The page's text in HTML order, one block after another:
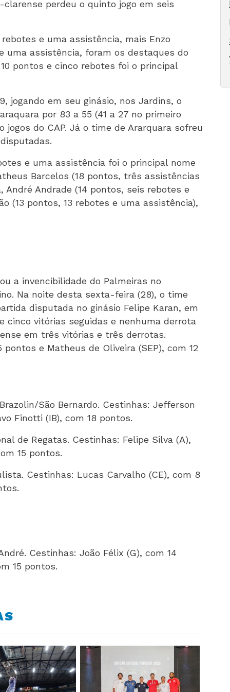
perdeu o quinto jogo em seis
e uma assistência, mais Enzo
uma assistência, foram os destaques do
pontos e cinco rebotes foi o principal
jogando em seu ginásio, nos Jardins, o
por 83 a 55 (41 a 27 no primeiro
do CAP. Já o time de Ararquara sofreu
e uma assistência foi o principal nome
Barcelos (18 pontos, três assistências
Andrade (14 pontos, seis rebotes e
(13 pontos, 13 rebotes e uma assistência),
a invencibilidade do Palmeiras no
Na noite desta sexta-feira (28), o time
disputada no ginásio Felipe Karan, em
cinco vitórias seguidas e nenhuma derrota
em três vitórias e três derrotas.
e Matheus de Oliveira (SEP), com 12
São Bernardo. Cestinhas: Jefferson
Finotti (IB), com 18 pontos.
de Regatas. Cestinhas: Felipe Silva (A),
15 pontos.
Cestinhas: Lucas Carvalho (CE), com 8
Cestinhas: João Félix (G), com 14
15 pontos.